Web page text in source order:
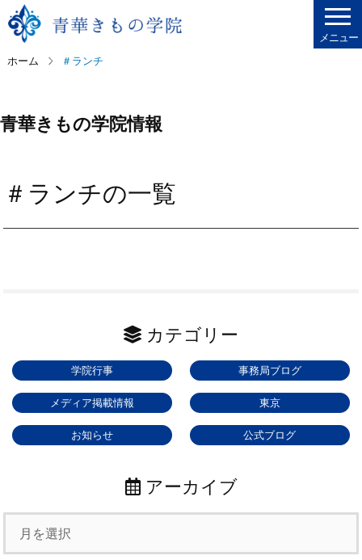
メニュー
ホーム
＃ランチ
青華きもの学院情報
＃ランチの一覧
カテゴリー
学院行事 事務局ブログ
メディア掲載情報 東京
お知らせ 公式ブログ
アーカイブ